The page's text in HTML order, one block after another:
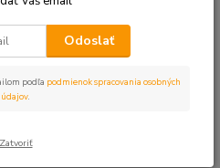
Odoslať
podľa podmienok spracovania osobných
údajov.
Zatvoriť